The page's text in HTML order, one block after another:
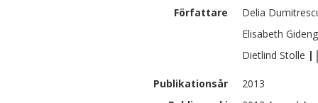
Författare Delia
Elisabeth
Dietlind Stolle |
Publikationsår
2013